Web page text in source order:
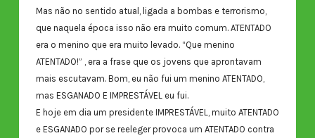
Mas não no sentido atual, ligada a bombas e terrorismo,
que naquela época isso não era muito comum. ATENTADO
era o menino que era muito levado. “Que menino
ATENTADO!” , era a frase que os jovens que aprontavam
mais escutavam. Bom, eu não fui um menino ATENTADO,
mas ESGANADO E IMPRESTÁVEL eu fui.
E hoje em dia um presidente IMPRESTÁVEL, muito ATENTADO
e ESGANADO por se reeleger provoca um ATENTADO contra